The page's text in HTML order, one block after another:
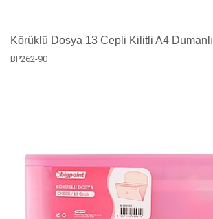
Körüklü Dosya 13 Cepli Kilitli A4 Dumanlı
BP262-90